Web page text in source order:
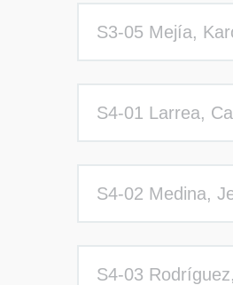
S3-05 Mejía,
S4-01 Larrea,
S4-02 Medina,
S4-03